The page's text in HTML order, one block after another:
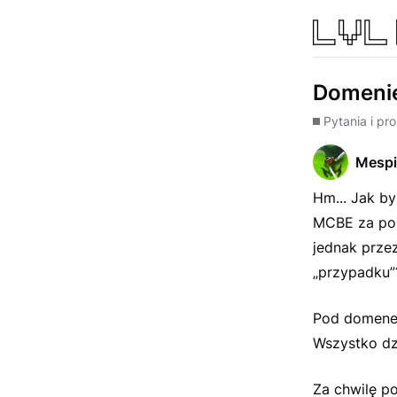
Pytania i
Mespi
Hm... Jak
MCBE za
jednak
Pod
Wszystko
Za chwilę